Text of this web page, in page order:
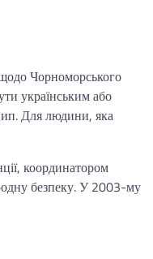
Чорноморського
українським або
Для людини, яка
координатором
безпеку. У 2003-му